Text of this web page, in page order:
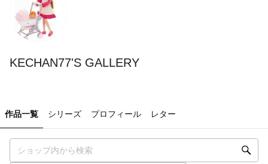
KECHAN77'S GALLERY
作品一覧 シリーズ プロフィール レター